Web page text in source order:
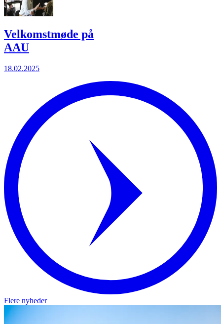
Velkomstmøde på
AAU
18.02.2025
Flere nyheder